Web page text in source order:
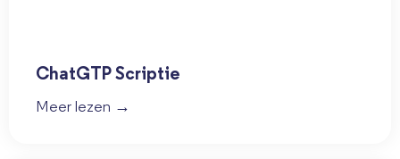
ChatGTP Scriptie
Meer lezen →